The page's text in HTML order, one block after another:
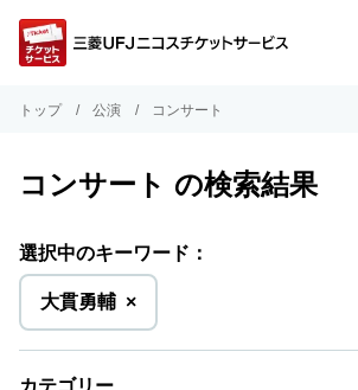
トップ 公演 コンサート
コンサート の検索結果
選択中のキーワード：
大貫勇輔を
削
除
×
カテゴリー